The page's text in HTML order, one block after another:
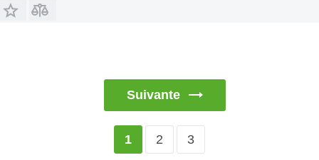
Suivante
1 2 3